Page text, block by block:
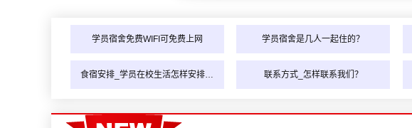
学员宿舍免费WIFI可免费上网 学员宿舍是几人一起住的？
食宿安排_学员在校生活怎样安排… 联系方式_怎样联系我们？